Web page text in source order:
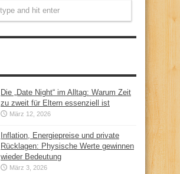
Die „Date Night“ im Alltag: Warum Zeit
zu zweit für Eltern essenziell ist
März 12, 2026
Inflation, Energiepreise und private
Rücklagen: Physische Werte gewinnen
wieder Bedeutung
März 3, 2026